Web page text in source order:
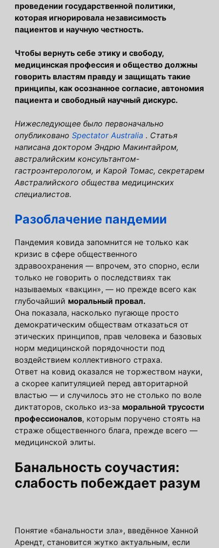
проведении государственной политики,
которая игнорировала независимость
пациентов и научную честность.
Чтобы вернуть себе этику и свободу,
медицинская профессия и общество должны
говорить властям правду и защищать такие
принципы, как осознанное согласие, автономия
пациента и свободный научный дискурс.
Нижеследующее было первоначально
опубликовано Spectator Australia . Статья
написана доктором Эндрю Макинтайром,
австралийским консультантом-
гастроэнтерологом, и Карой Томас, секретарем
Австралийского общества медицинских
специалистов.
Разоблачение пандемии
Пандемия ковида запомнится не только как
кризис в сфере общественного
здравоохранения — впрочем, это спорно, если
только не говорить о последствиях так
называемых «вакцин», — но прежде всего как
глубочайший моральный провал.
Она показала, насколько пугающе просто
демократическим обществам отказаться от
этических принципов, прав человека и базовых
норм медицинской порядочности под
воздействием коллективного страха.
Ответ на ковид оказался не торжеством науки,
а скорее капитуляцией перед авторитарной
властью — и случилось это не столько по воле
диктаторов, сколько из-за моральной трусости
профессионалов, которым поручено стоять на
страже общественного блага, прежде всего —
медицинской элиты.
Банальность соучастия:
слабость побеждает разум
Понятие «банальности зла», введённое Ханной
Арендт, становится жутко актуальным, если